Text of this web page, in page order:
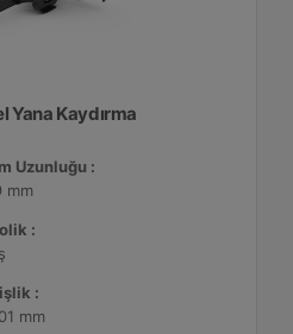
Yana Kaydırma
Uzunluğu :
mm
:
:
mm